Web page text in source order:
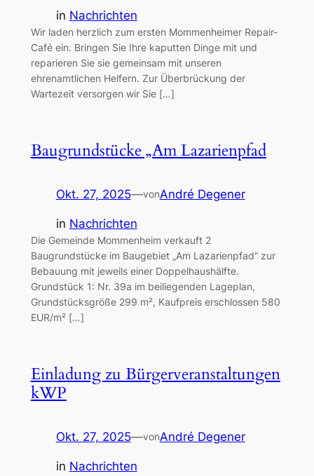
in Nachrichten
Wir laden herzlich zum ersten Mommenheimer Repair-
Café ein. Bringen Sie Ihre kaputten Dinge mit und
reparieren Sie sie gemeinsam mit unseren
ehrenamtlichen Helfern. Zur Überbrückung der
Wartezeit versorgen wir Sie […]
Baugrundstücke „Am Lazarienpfad
Okt. 27, 2025—vonAndré Degener
in Nachrichten
Die Gemeinde Mommenheim verkauft 2
Baugrundstücke im Baugebiet „Am Lazarienpfad“ zur
Bebauung mit jeweils einer Doppelhaushälfte.
Grundstück 1: Nr. 39a im beiliegenden Lageplan,
Grundstücksgröße 299 m², Kaufpreis erschlossen 580
EUR/m² […]
Einladung zu Bürgerveranstaltungen
kWP
Okt. 27, 2025—vonAndré Degener
in Nachrichten